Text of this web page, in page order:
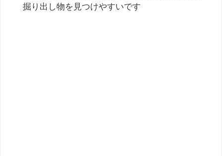
掘り出し物を見つけやすいです